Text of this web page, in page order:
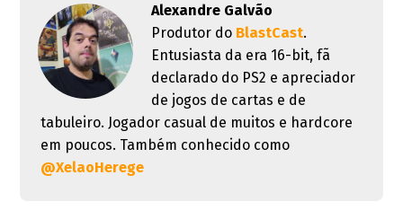
Alexandre Galvão
Produtor do BlastCast.
Entusiasta da era 16-bit, fã
declarado do PS2 e apreciador
de jogos de cartas e de
tabuleiro. Jogador casual de muitos e hardcore
em poucos. Também conhecido como
@XelaoHerege